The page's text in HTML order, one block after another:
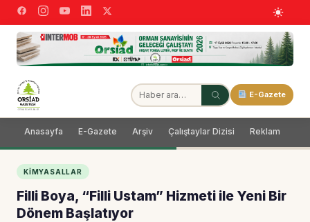
E-Gazete
Anasayfa E-Gazete Arşiv Çalıştaylar Dizisi Reklam
KIMYASALLAR
Filli Boya, “Filli Ustam” Hizmeti ile Yeni Bir
Dönem Başlatıyor